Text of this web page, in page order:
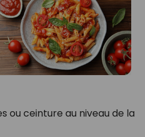
ou ceinture au niveau de la